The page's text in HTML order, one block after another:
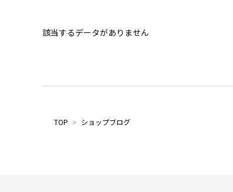
該当するデータがありません
TOP > ショップブログ